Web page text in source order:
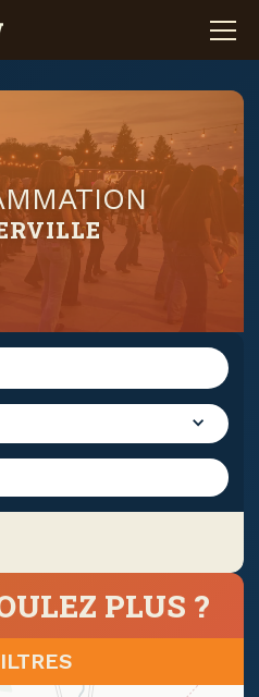
PLUS ?